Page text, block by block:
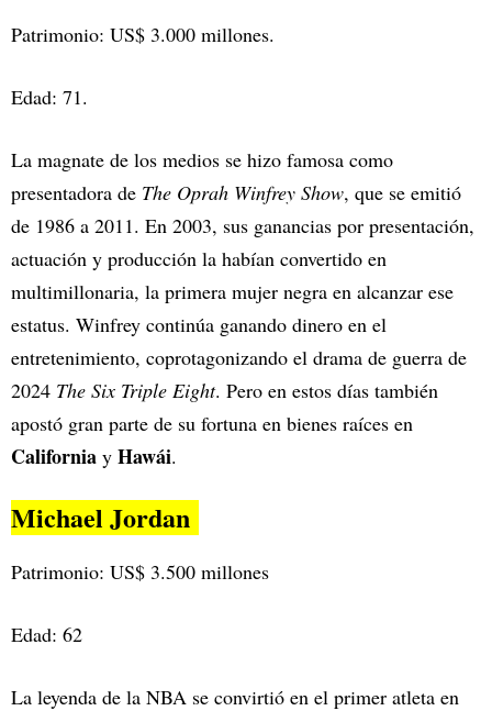
Patrimonio: US$ 3.000 millones.
Edad: 71.
La magnate de los medios se hizo famosa como
presentadora de The Oprah Winfrey Show, que se emitió
de 1986 a 2011. En 2003, sus ganancias por presentación,
actuación y producción la habían convertido en
multimillonaria, la primera mujer negra en alcanzar ese
estatus. Winfrey continúa ganando dinero en el
entretenimiento, coprotagonizando el drama de guerra de
2024 The Six Triple Eight. Pero en estos días también
apostó gran parte de su fortuna en bienes raíces en
California y Hawái.
Michael Jordan
Patrimonio: US$ 3.500 millones
Edad: 62
La leyenda de la NBA se convirtió en el primer atleta en